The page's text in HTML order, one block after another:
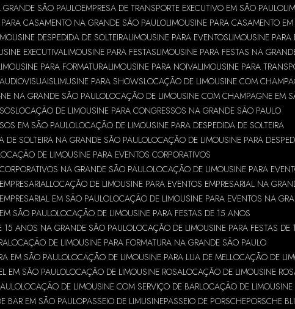
GRANDE SÃO PAULOEMPRESA DE TRANSPORTE EXECUTIVO EM SÃO PAULO
CASAMENTO NA GRANDE SÃO PAULOLIMOUSINE PARA CASAMENTO
DESPEDIDA DE SOLTEIRALIMOUSINE PARA EVENTOSLIMOUSINE PARA
EXECUTIVALIMOUSINE PARA FESTASLIMOUSINE PARA FESTAS NA
PARA FORMATURALIMOUSINE PARA NOIVALIMOUSINE PARA
LIMUSINE PARA SHOWSLOCAÇÃO DE LIMOUSINE COM
NA GRANDE SÃO PAULOLOCAÇÃO DE LIMOUSINE COM CHAMPAGNE EM
LOCAÇÃO DE LIMOUSINE PARA CONGRESSOS NA GRANDE SÃO PAULO
EM SÃO PAULOLOCAÇÃO DE LIMOUSINE PARA DESPEDIDA DE SOLTEIRA
DE SOLTEIRA NA GRANDE SÃO PAULOLOCAÇÃO DE LIMOUSINE PARA
DE LIMOUSINE PARA EVENTOS CORPORATIVOS
NA GRANDE SÃO PAULOLOCAÇÃO DE LIMOUSINE PARA
LOCAÇÃO DE LIMOUSINE PARA EVENTOS EMPRESARIAL NA
EM SÃO PAULOLOCAÇÃO DE LIMOUSINE PARA EVENTOS NA
SÃO PAULOLOCAÇÃO DE LIMOUSINE PARA FESTAS DE 15 ANOS
15 ANOS NA GRANDE SÃO PAULOLOCAÇÃO DE LIMOUSINE PARA FESTAS
LOCAÇÃO DE LIMOUSINE PARA FORMATURA NA GRANDE SÃO PAULO
EM SÃO PAULOLOCAÇÃO DE LIMOUSINE PARA LUA DE MELLOCAÇÃO DE
EM SÃO PAULOLOCAÇÃO DE LIMOUSINE ROSALOCAÇÃO DE LIMOUSINE
LOCAÇÃO DE LIMOUSINE COM SERVIÇO DE BARLOCAÇÃO DE
BAR EM SÃO PAULOPASSEIO DE LIMUSINEPASSEIO DE PORSCHEPORSCHE